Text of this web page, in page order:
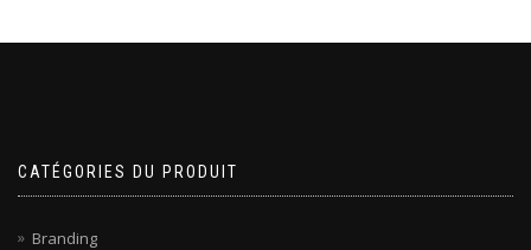
CATÉGORIES DU PRODUIT
Branding